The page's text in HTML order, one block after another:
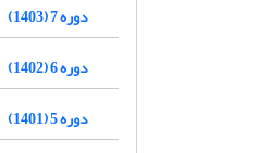
دوره 7 (1403)
دوره 6 (1402)
دوره 5 (1401)